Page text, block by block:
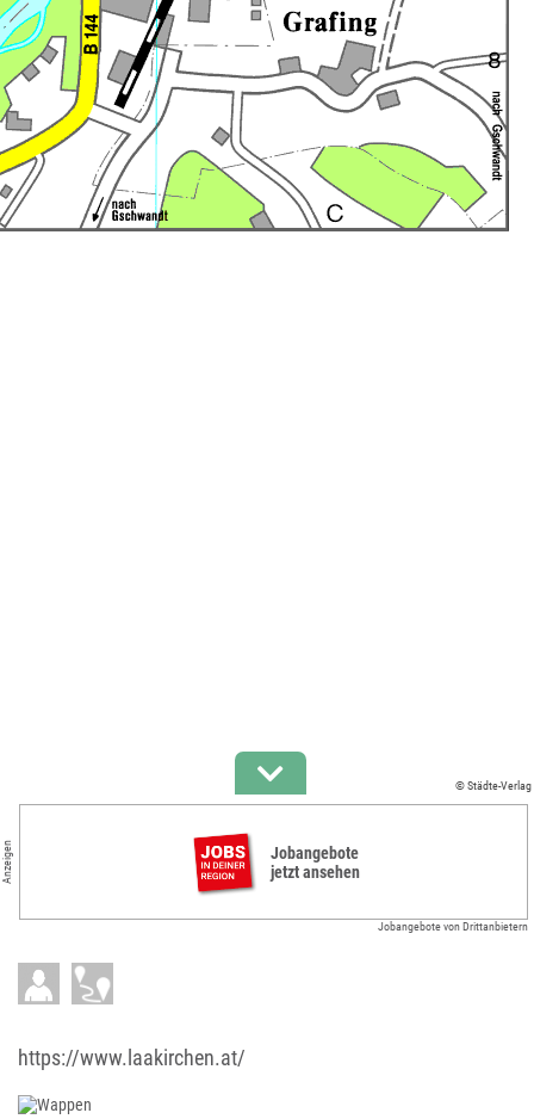
© Städte-Verlag
Anzeigen
Jobangebote
jetzt ansehen
Jobangebote von Drittanbietern
https://www.laakirchen.at/